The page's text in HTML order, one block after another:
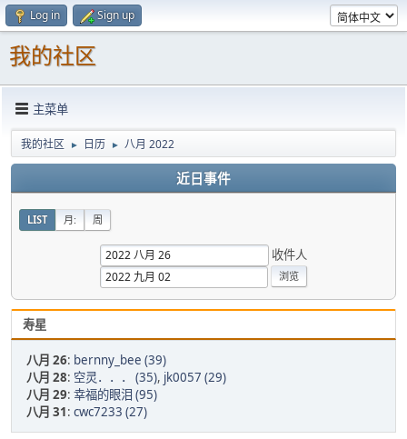
Log in Sign up
我的社区
主菜单
我的社区 ► 日历 ► 八月 2022
近日事件
LIST 月: 周
收件人
寿星
八月 26: bernny_bee (39)
八月 28: 空灵．．． (35), jk0057 (29)
八月 29: 幸福的眼泪 (95)
八月 31: cwc7233 (27)